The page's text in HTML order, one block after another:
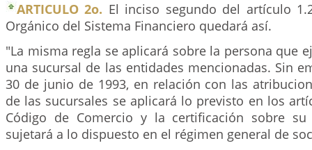
ARTICULO 2o. El inciso segundo del artículo
Orgánico del Sistema Financiero quedará así.
"La misma regla se aplicará sobre la persona que
una sucursal de las entidades mencionadas. Sin
30 de junio de 1993, en relación con las
de las sucursales se aplicará lo previsto en los
Código de Comercio y la certificación sobre su
sujetará a lo dispuesto en el régimen general de